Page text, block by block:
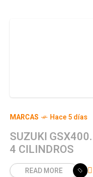
MARCAS Hace 5 días
SUZUKI
4 CILINDROS
READ MORE